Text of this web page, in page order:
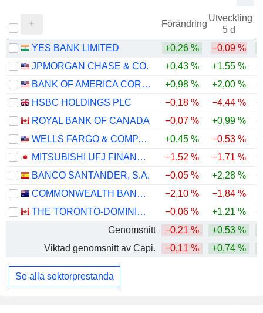
Förändring
Utveckling
5 d
YES BANK LIMITED +0,26 % −0,09 %
JPMORGAN CHASE & CO.
+0,43 % +1,55 %
BANK OF AMERICA CORPORATION
+0,98 % +2,00 %
HSBC HOLDINGS PLC
−0,18 % −4,44 %
ROYAL BANK OF CANADA
−0,07 % +0,99 %
WELLS FARGO & COMPANY
+0,45 % −0,53 %
MITSUBISHI UFJ FINANCIAL GROUP, INC.
−1,52 % −1,71 %
BANCO SANTANDER, S.A.
−0,05 % +2,28 %
COMMONWEALTH BANK OF AUSTRALIA
−2,10 % −1,84 %
THE TORONTO-DOMINION BANK
−0,06 % +1,21 %
Genomsnitt
−0,21 % +0,53 %
Viktad genomsnitt av Capi.
−0,11 % +0,74 %
Se alla sektorprestanda